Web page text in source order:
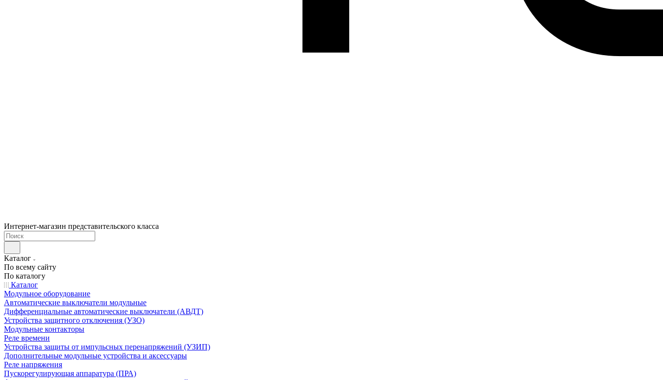
Интернет-магазин представительского класса
Каталог
По всему сайту
По каталогу
Каталог
Модульное оборудование
Автоматические выключатели модульные
Дифференциальные автоматические выключатели (АВДТ)
Устройства защитного отключения (УЗО)
Модульные контакторы
Реле времени
Устройства защиты от импульсных перенапряжений (УЗИП)
Дополнительные модульные устройства и аксессуары
Реле напряжения
Пускорегулирующая аппаратура (ПРА)